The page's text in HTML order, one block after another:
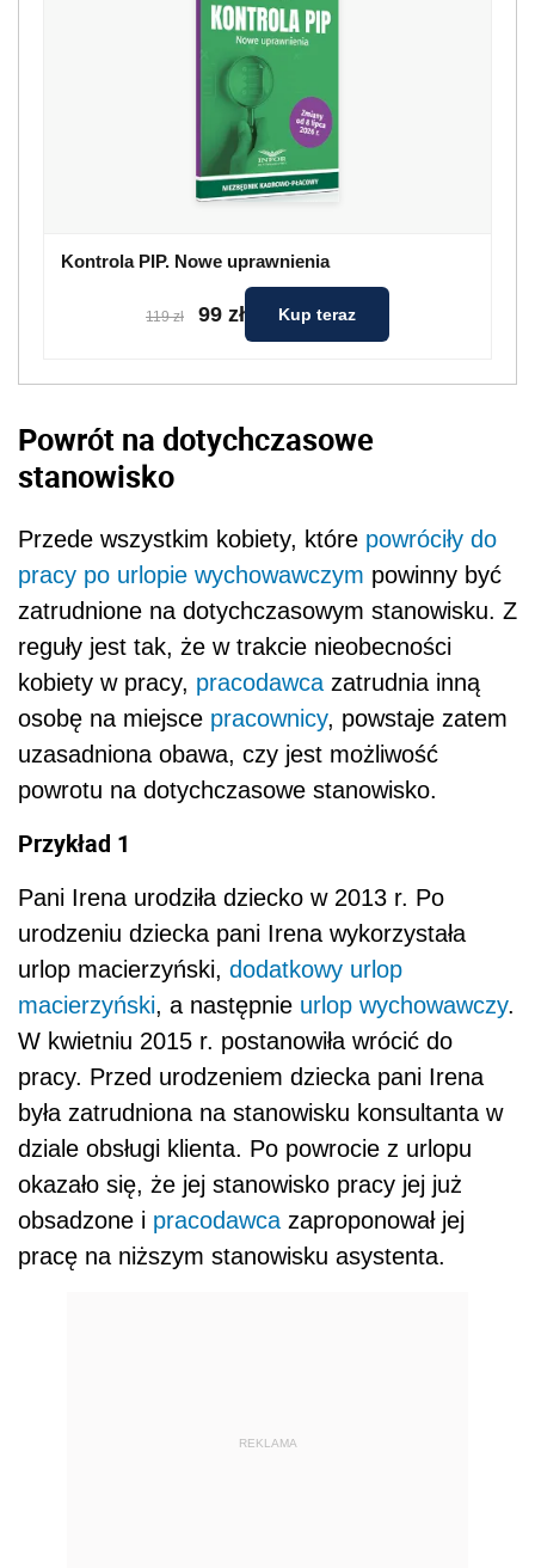
Kontrola PIP. Nowe uprawnienia
119 zł 99 zł Kup teraz
Powrót na dotychczasowe
stanowisko
Przede wszystkim kobiety, które powróciły do
pracy po urlopie wychowawczym powinny być
zatrudnione na dotychczasowym stanowisku. Z
reguły jest tak, że w trakcie nieobecności
kobiety w pracy, pracodawca zatrudnia inną
osobę na miejsce pracownicy, powstaje zatem
uzasadniona obawa, czy jest możliwość
powrotu na dotychczasowe stanowisko.
Przykład 1
Pani Irena urodziła dziecko w 2013 r. Po
urodzeniu dziecka pani Irena wykorzystała
urlop macierzyński, dodatkowy urlop
macierzyński, a następnie urlop wychowawczy.
W kwietniu 2015 r. postanowiła wrócić do
pracy. Przed urodzeniem dziecka pani Irena
była zatrudniona na stanowisku konsultanta w
dziale obsługi klienta. Po powrocie z urlopu
okazało się, że jej stanowisko pracy jej już
obsadzone i pracodawca zaproponował jej
pracę na niższym stanowisku asystenta.
REKLAMA